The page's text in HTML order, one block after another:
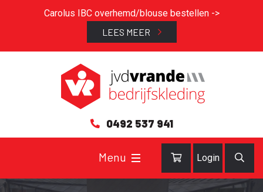
Carolus IBC overhemd/blouse bestellen ->
LEES MEER
0492 537 941
Login